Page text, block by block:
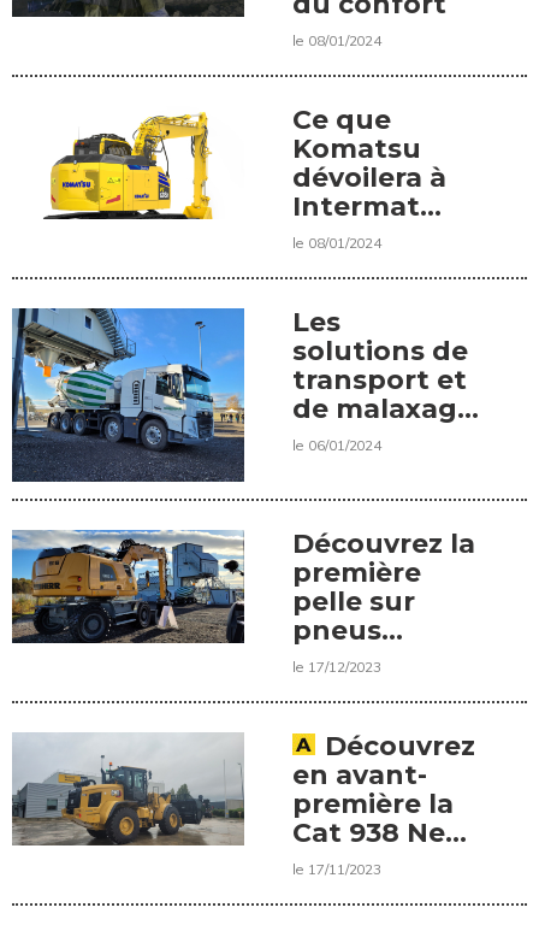
le 08/01/2024
Ce que
Komatsu
dévoilera à
Intermat
2024
le 08/01/2024
Les
solutions de
transport et
de malaxage
écologique
le 06/01/2024
Découvrez la
première
pelle sur
pneus
électrique
le 17/12/2023
Découvrez
en avant-
première la
Cat 938 Next
Gen
le 17/11/2023